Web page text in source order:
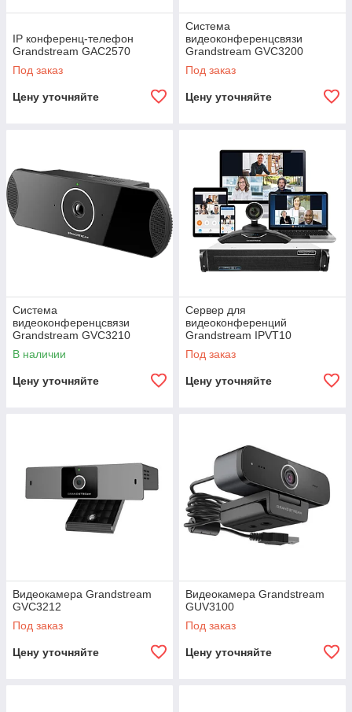
IP конференц-телефон
Grandstream GAC2570
Под заказ
Цену уточняйте
Система
видеоконференцсвязи
Grandstream GVC3200
Под заказ
Цену уточняйте
Система
видеоконференцсвязи ​
Grandstream GVC3210
В наличии
Цену уточняйте
Cервер для
видеоконференций ​
Grandstream IPVT10
Под заказ
Цену уточняйте
Видеокамера Grandstream
GVC3212
Под заказ
Цену уточняйте
Видеокамера Grandstream
GUV3100
Под заказ
Цену уточняйте